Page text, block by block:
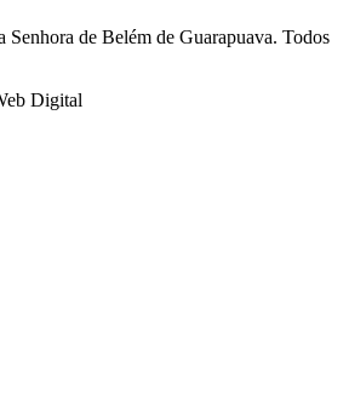
de Belém de Guarapuava. Todos
Digital